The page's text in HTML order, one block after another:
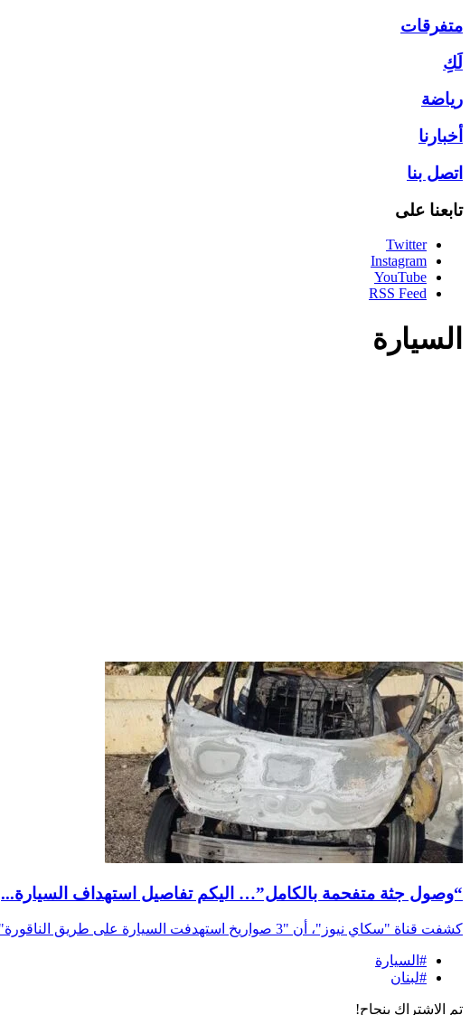
متفرقات
لَكِ
رياضة
أخبارنا
اتصل بنا
تابعنا على
Twitter
Instagram
YouTube
RSS Feed
السيارة
“وصول جثة متفحمة بالكامل”… اليكم تفاصيل استهداف السيارة...
كشفت قناة "سكاي نيوز"، أن "3 صواريخ استهدفت السيارة على طريق الناقورة". أعلنت قناة "الجديد" عن: "سقوط 3...
#السيارة
#لبنان
تم الاشتراك بنجاح!